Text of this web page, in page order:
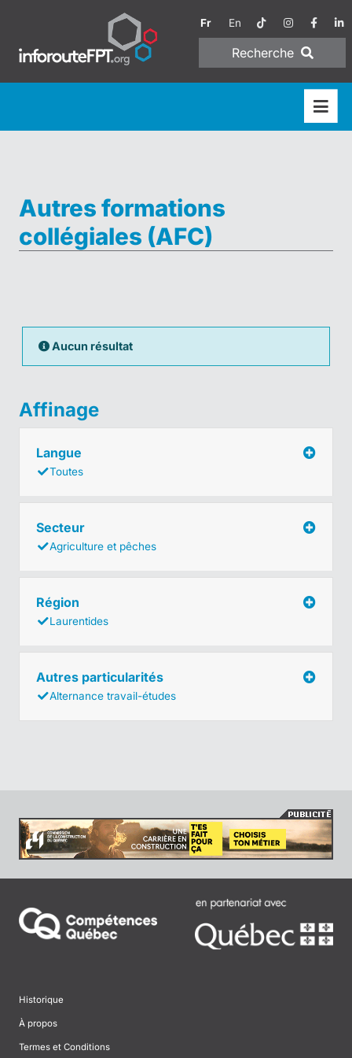
Fr En
Recherche
Autres formations
collégiales (AFC)
Aucun résultat
Affinage
Langue
Toutes
Secteur
Agriculture et pêches
Région
Laurentides
Autres particularités
Alternance travail-études
Historique
À propos
Termes et Conditions